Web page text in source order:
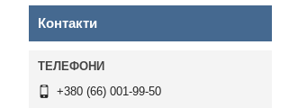
Контакти
+380 (66) 001-99-50